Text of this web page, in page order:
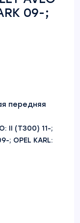
09-;
передняя
II (T300) 11-;
; OPEL KARL: